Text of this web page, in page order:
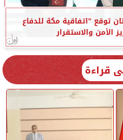
توقع ”اتفاقية مكة للدفاع
الأمن والاستقرار
قراءة